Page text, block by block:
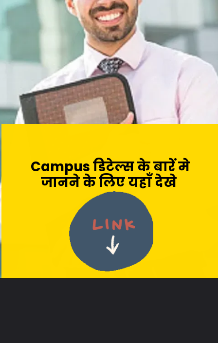
Campus डिटेल्स के बारें मे
जानने के लिए यहाँ देखे